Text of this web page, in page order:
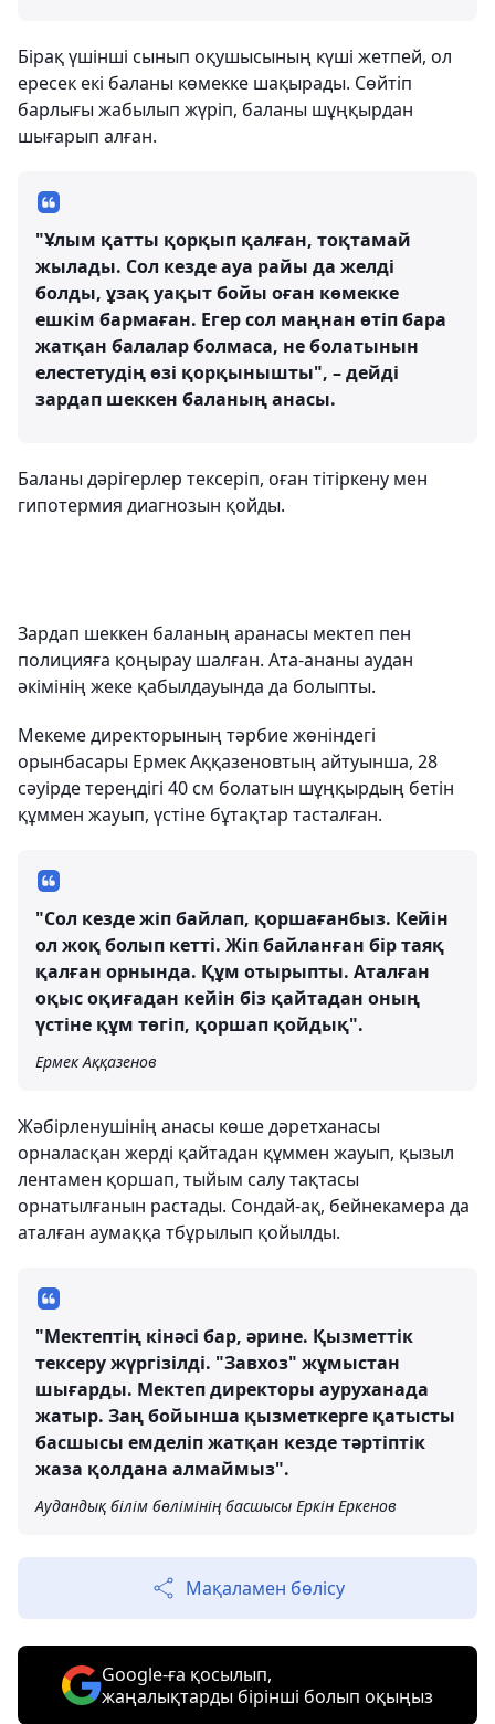
Бірақ үшінші сынып оқушысының күші жетпей, ол
ересек екі баланы көмекке шақырады. Сөйтіп
барлығы жабылып жүріп, баланы шұңқырдан
шығарып алған.
"Ұлым қатты қорқып қалған, тоқтамай
жылады. Сол кезде ауа райы да желді
болды, ұзақ уақыт бойы оған көмекке
ешкім бармаған. Егер сол маңнан өтіп бара
жатқан балалар болмаса, не болатынын
елестетудің өзі қорқынышты", – дейді
зардап шеккен баланың анасы.
Баланы дәрігерлер тексеріп, оған тітіркену мен
гипотермия диагнозын қойды.
Зардап шеккен баланың аранасы мектеп пен
полицияға қоңырау шалған. Ата-ананы аудан
әкімінің жеке қабылдауында да болыпты.
Мекеме директорының тәрбие жөніндегі
орынбасары Ермек Аққазеновтың айтуынша, 28
сәуірде тереңдігі 40 см болатын шұңқырдың бетін
құммен жауып, үстіне бұтақтар тасталған.
"Сол кезде жіп байлап, қоршағанбыз. Кейін
ол жоқ болып кетті. Жіп байланған бір таяқ
қалған орнында. Құм отырыпты. Аталған
оқыс оқиғадан кейін біз қайтадан оның
үстіне құм төгіп, қоршап қойдық".
Ермек Аққазенов
Жәбірленушінің анасы көше дәретханасы
орналасқан жерді қайтадан құммен жауып, қызыл
лентамен қоршап, тыйым салу тақтасы
орнатылғанын растады. Сондай-ақ, бейнекамера да
аталған аумаққа тбұрылып қойылды.
"Мектептің кінәсі бар, әрине. Қызметтік
тексеру жүргізілді. "Завхоз" жұмыстан
шығарды. Мектеп директоры ауруханада
жатыр. Заң бойынша қызметкерге қатысты
басшысы емделіп жатқан кезде тәртіптік
жаза қолдана алмаймыз".
Аудандық білім бөлімінің басшысы Еркін Еркенов
Мақаламен бөлісу
Google-ға қосылып,
жаңалықтарды бірінші болып оқыңыз